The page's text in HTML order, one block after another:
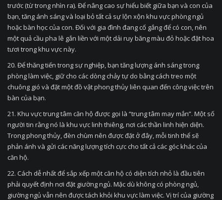
trước (từ trong nhìn ra). Để nâng cao sự hiểu biết giữa bạn và con của
bạn, tăng ánh sáng và loại bỏ tất cả sự lộn xộn khu vực phòng ngủ
hoặc bàn học của con. Đối với gia đình đang cố gắng để có con, nên
một quả cầu pha lê gắn liền với một dải ruy băng màu đỏ hoặc đặt hoa
tươi trong khu vực này.
20. Để thăng tiến trong sự nghiệp, bạn tăng lượng ánh sáng trong
phòng làm việc, giữ cho các dòng chảy tự do bằng cách treo một
chuông gió và đặt một đồ vật phong thủy liên quan đến công việc trên
bàn của bạn.
21. Khu vực trung tâm căn hộ được gọi là “trung tâm may mắn”. Một số
người tin rằng nó là khu vực linh thiêng, nơi các thần linh hiện diện.
Trong phong thủy, đèn chùm nên được đặt ở đây, mỗi tinh thể sẽ
phản ánh và gửi các năng lượng tích cực cho tất cả các góc khác của
căn hộ.
22. Cách dễ nhất để sắp xếp một căn hộ có diện tích nhỏ là đầu tiên
phải quyết định nơi đặt giường ngủ. Mặc dù không có phòng ngủ,
giường ngủ vẫn nên được tách khỏi khu vực làm việc. Vị trí của giường